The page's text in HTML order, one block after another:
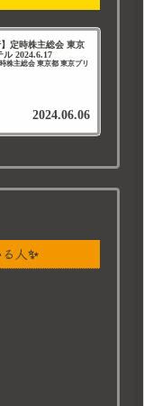
定時株主総会 東京
2024.6.17
株主総会 東京都 東京プリ
2024.06.06
人✨